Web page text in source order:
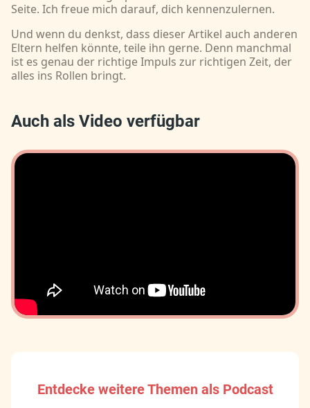
Seite. Ich freue mich darauf, dich kennenzulernen.
Und wenn du denkst, dass dieser Artikel auch anderen
Eltern helfen könnte, teile ihn gerne. Denn manchmal
ist es genau der richtige Impuls zur richtigen Zeit, der
alles ins Rollen bringt.
Auch als Video verfügbar
Entdecke weitere Themen als Podcast